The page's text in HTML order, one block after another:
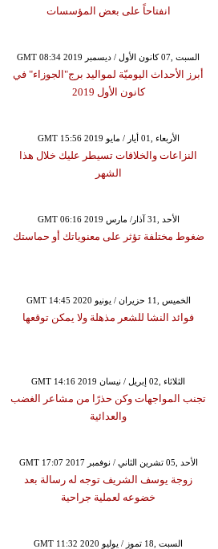
انفتاحاً على بعض المؤسسات
GMT 08:34 2019 السبت ,07 كانون الأول / ديسمبر
أبرز الأحداث اليوميّة لمواليد برج"الجوزاء" في
كانون الأول 2019
GMT 15:56 2019 الأربعاء ,01 أيار / مايو
النزاعات والخلافات تسيطر عليك خلال هذا
الشهر
GMT 06:16 2019 الأحد ,31 آذار/ مارس
ضغوط مختلفة تؤثر على معنوياتك أو حماستك
GMT 14:45 2020 الخميس ,11 حزيران / يونيو
فوائد النشا للشعر مذهلة ولا يمكن توقعها
GMT 14:16 2019 الثلاثاء ,02 إبريل / نيسان
تجنب المواجهات وكن حذرًا من مشاعر الغضب
والعدائية
GMT 17:07 2017 الأحد ,05 تشرين الثاني / نوفمبر
زوجة يوسف الشريف توجه له رسالة بعد
خضوعه لعملية جراحية
GMT 11:32 2020 السبت ,18 تموز / يوليو